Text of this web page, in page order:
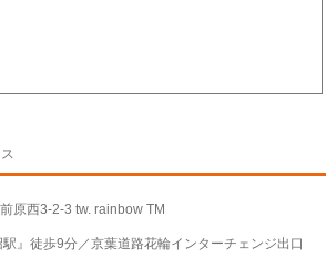
原西3-2-3 tw. rainbow TM
』徒歩9分／京葉道路花輪インターチェンジ出口